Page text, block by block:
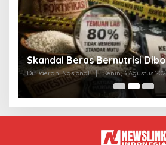
Skandal Beras Bernutrisi
Di Daerah, Nasional | Senin, 3 Agustus